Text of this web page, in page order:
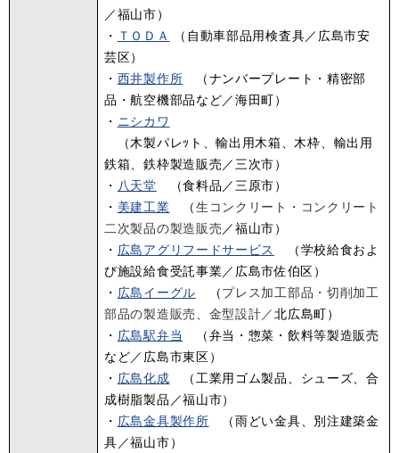
／福山市）
・ ＴＯＤＡ
（自動車部品用検査具／広島市安
芸区）
・ 西井製作所 （ナンバープレート・精密部
品・航空機部品など／海田町）
・ ニシカワ
（木製パレｯト、輸出用木箱、木枠、輸出用
鉄箱、鉄枠製造販売／三次市）
・ 八天堂 （食料品／三原市）
・ 美建工業 （生コンクリート・コンクリート
二次製品の製造販売 ／福山市）
・ 広島アグリフードサービス
（学校給食およ
び施設給食受託事業／広島市佐伯区）
・ 広島イーグル （プレス加工部品・切削加工
部品の製造販売、金型設計／北広島町​）
・ 広島駅弁当
（弁当・惣菜・飲料等製造販売
など／広島市東区）
・ 広島化成 （工業用ゴム製品、シューズ、合
成樹脂製品／福山市）
・ 広島金具製作所 （雨どい金具、別注建築金
具／福山市）